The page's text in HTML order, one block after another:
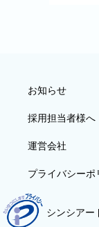
お知らせ
採用担当者様へ
運営会社
プライバシーポ
シンシアー